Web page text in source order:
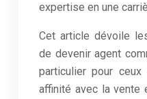
expertise en une
Cet article dévoile
de devenir agent
particulier pour
affinité avec la vente